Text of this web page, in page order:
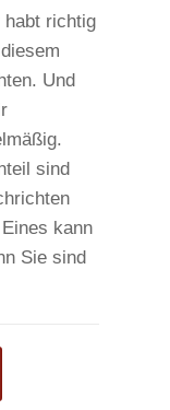
richtig
Und
sind
kann
Sie sind